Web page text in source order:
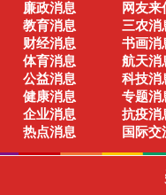
廉政消息
网友来
教育消息
三农消
财经消息
书画消
体育消息
航天消
公益消息
科技消
健康消息
专题消
企业消息
抗疫消
热点消息
国际交